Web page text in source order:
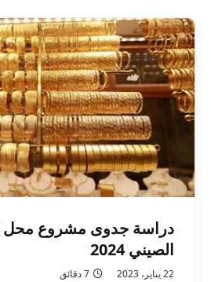
دراسة جدوى مشروع محل
الصيني 2024
22 يناير، 2023 7 دقائق